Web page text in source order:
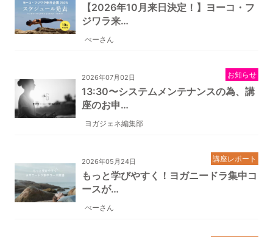
【2026年10月来日決定！】ヨーコ・フ
ジワラ来…
べーさん
2026年07月02日
13:30〜システムメンテナンスの為、講
座のお申…
ヨガジェネ編集部
お知らせ
2026年05月24日
もっと学びやすく！ヨガニードラ集中コ
ースが…
べーさん
講座レポート